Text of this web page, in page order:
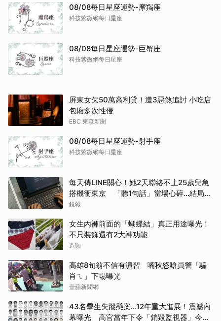
08/08每日星座運勢-摩羯座
科技紫微網每日星座
08/08每日星座運勢-巨蟹座
科技紫微網每日星座
屏東女欠50萬高利貸！遭3惡煞追討 小吃店
包廂多次性侵
EBC 東森新聞
08/08每日星座運勢-射手座
科技紫微網每日星座
每天傳LINE關心！她2天聯絡不上25歲兒急
搭機衝東京 「聽1句話」當場心碎...結局看
哭網
鏡報
女生內褲前面的「蝴蝶結」真正用途曝光！
不只裝飾還有2大神功能
造咖
高雄8旬翁不信有演習 嘴秋怒嗆員警「騙
肖ㄟ」下場曝光
壹蘋新聞網
43名學生失蹤懸案...12年重大進展！震撼內
幕曝光 高官當年下令「銷毀監視器」今遭